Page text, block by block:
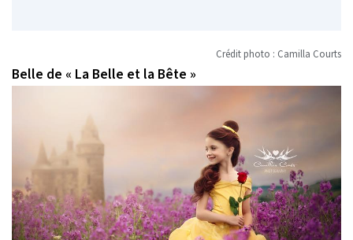
Crédit photo : Camilla Courts
Belle de « La Belle et la Bête »